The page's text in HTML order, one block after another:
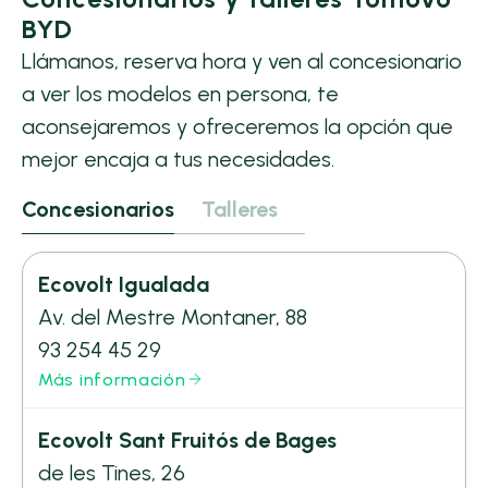
BYD
Llámanos, reserva hora y ven al concesionario
a ver los modelos en persona, te
aconsejaremos y ofreceremos la opción que
mejor encaja a tus necesidades.
Concesionarios
Talleres
Ecovolt Igualada
Av. del Mestre Montaner, 88
93 254 45 29
Más información
Ecovolt Sant Fruitós de Bages
de les Tines, 26